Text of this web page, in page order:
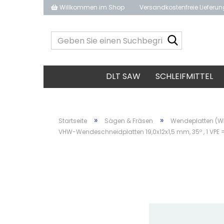
Willkommen im Shop Versandkostenfreie
Sie
ein...
DLT SAW SCHLEIFMITTEL
Startseite » Sägen & Fräsen » Wendeplatten
VHW-Wendeschneidplatten 19,0x12x1,5 mm, 35º​ , 1 VPE